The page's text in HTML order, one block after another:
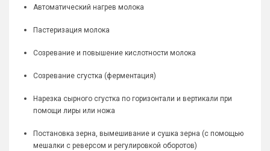
Автоматический нагрев молока
Пастеризация молока
Созревание и повышение кислотности молока
Созревание сгустка (ферментация)
Нарезка сырного сгустка по горизонтали и вертикали при
помощи лиры или ножа
Постановка зерна, вымешивание и сушка зерна (с помощью
мешалки с реверсом и регулировкой оборотов)